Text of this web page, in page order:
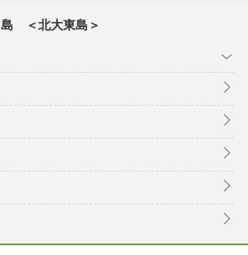
＜北大東島＞